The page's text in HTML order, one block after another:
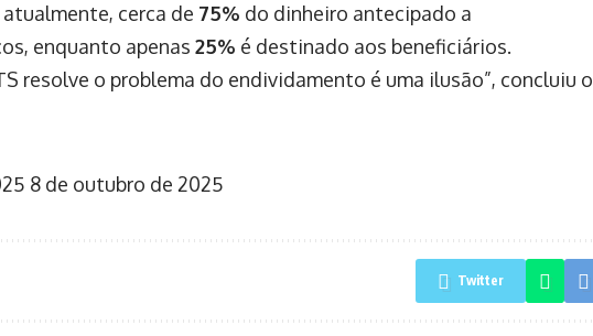
cerca de 75% do dinheiro antecipado a
enquanto apenas 25% é destinado aos beneficiários.
resolve o problema do endividamento é uma ilusão”, concluiu o
8 de outubro de 2025
Twitter